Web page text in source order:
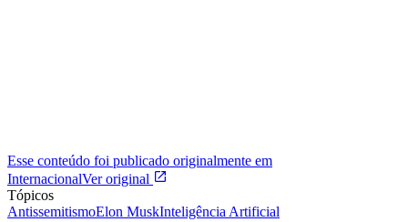
Esse conteúdo foi publicado originalmente em
InternacionalVer original
Tópicos
AntissemitismoElon MuskInteligência Artificial